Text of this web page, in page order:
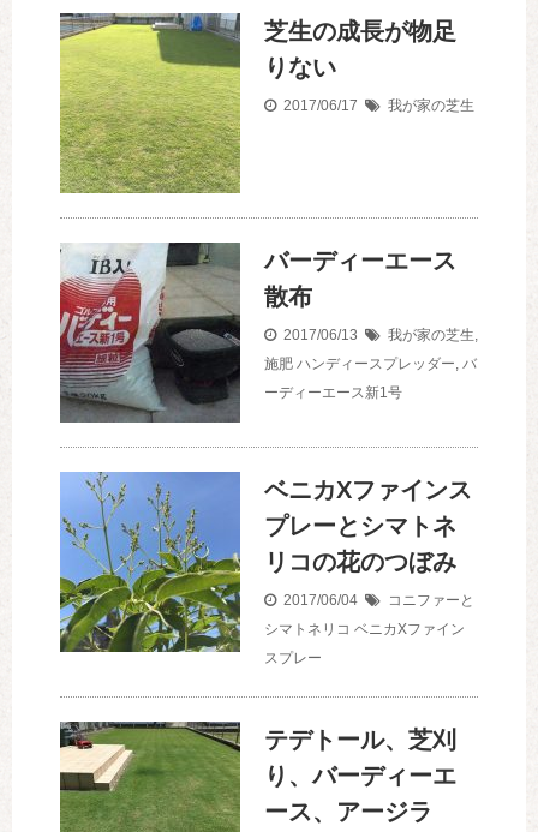
芝生の成長が物足
りない
2017/06/17 我が家の芝生
バーディーエース
散布
2017/06/13 我が家の芝生,
施肥 ハンディースプレッダー, バ
ーディーエース新1号
ベニカXファインス
プレーとシマトネ
リコの花のつぼみ
2017/06/04
コニファーと
シマトネリコ ベニカXファイン
スプレー
テデトール、芝刈
り、バーディーエ
ース、アージラ